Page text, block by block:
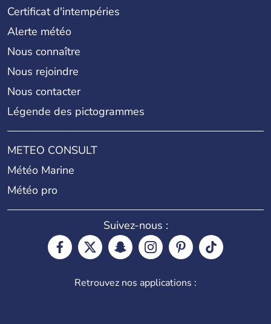
Certificat d'intempéries
Alerte météo
Nous connaître
Nous rejoindre
Nous contacter
Légende des pictogrammes
METEO CONSULT
Météo Marine
Météo pro
Suivez-nous :
Retrouvez nos applications :